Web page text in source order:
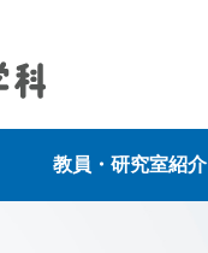
教員・研究室紹介